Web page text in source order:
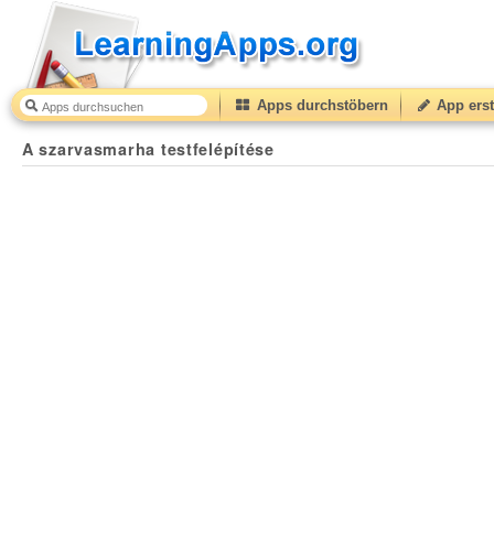
Apps durchstöbern App
A szarvasmarha testfelépítése